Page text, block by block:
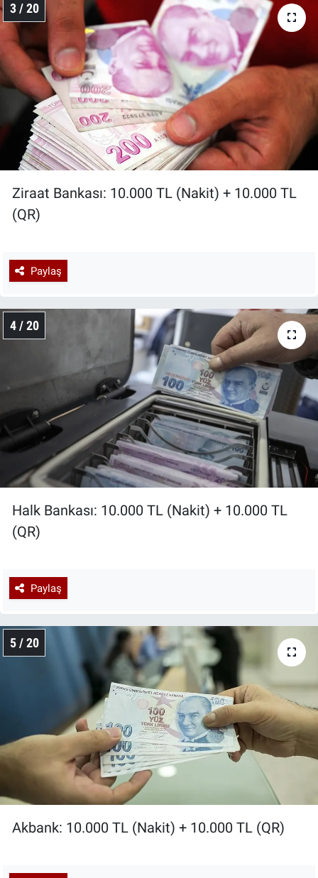
3 / 20
Ziraat Bankası: 10.000 TL (Nakit) + 10.000 TL
(QR)
Paylaş
4 / 20
Halk Bankası: 10.000 TL (Nakit) + 10.000 TL
(QR)
Paylaş
5 / 20
Akbank: 10.000 TL (Nakit) + 10.000 TL (QR)